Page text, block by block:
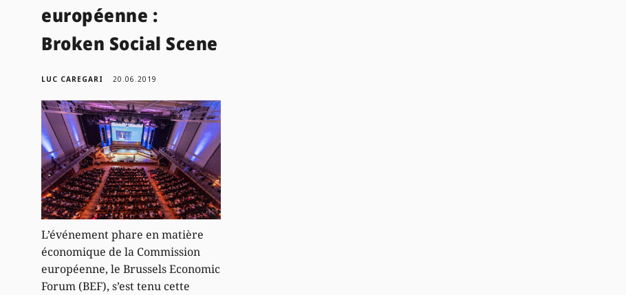
européenne :
Broken Social Scene
LUC CAREGARI 20.06.2019
L’événement phare en matière
économique de la Commission
européenne, le Brussels Economic
Forum (BEF), s’est tenu cette